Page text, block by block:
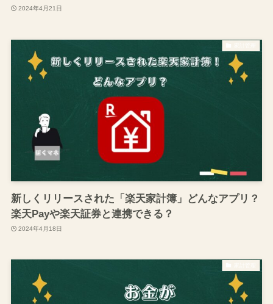
2024年4月21日
新しくリリースされた「楽天家計簿」どんなアプリ？
楽天Payや楽天証券と連携できる？
2024年4月18日